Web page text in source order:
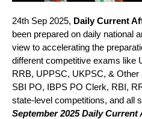
24th Sep 2025, Daily Current
been prepared on daily national
view to accelerating the
different competitive exams like
RRB, UPPSC, UKPSC, &
SBI PO, IBPS PO Clerk, RBI,
state-level competitions, and all
September 2025 Daily Current